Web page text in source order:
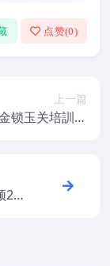
点赞(0)
上一篇
锁玉关培訓课
20